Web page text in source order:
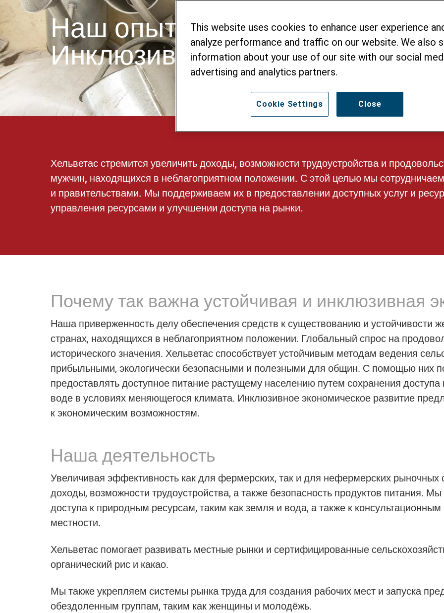
Наш опыт: Устойчивая и
Инклюзивная Экономика
Хельветас стремится увеличить доходы, возможности трудоустройства и
мужчин, находящихся в неблагоприятном положении. С этой целью мы
и правительствами. Мы поддерживаем их в предоставлении доступных услуг и
управления ресурсами и улучшении доступа на рынки.
Почему так важна устойчивая и инклюзивная
Наша приверженность делу обеспечения средств к существованию и
странах, находящихся в неблагоприятном положении. Глобальный спрос на
исторического значения. Хельветас способствует устойчивым методам ведения
прибыльными, экологически безопасными и полезными для общин. С помощью них
предоставлять доступное питание растущему населению путем сохранения
воде в условиях меняющегося климата. Инклюзивное экономическое развитие
к экономическим возможностям.
Наша деятельность
Увеличивая эффективность как для фермерских, так и для нефермерских рыночных
доходы, возможности трудоустройства, а также безопасность продуктов питания.
доступа к природным ресурсам, таким как земля и вода, а также к
местности.
Хельветас помогает развивать местные рынки и сертифицированные
органический рис и какао.
Мы также укрепляем системы рынка труда для создания рабочих мест и запуска
обездоленным группам, таким как женщины и молодёжь.
This website uses cookies to enhance user experience
analyze performance and traffic on our website. We also
information about your use of our site with our social
advertising and analytics partners.
Close
Cookie Settings